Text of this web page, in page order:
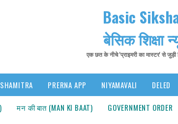
Basic
बेसिक शिक्षा
एक छत के नीचे 'प्राइमरी का मास्टर' से जुड़ी
PRERNA APP NIYAMAVALI DELED
मन की बात (MAN KI BAAT) GOVERNMENT ORDER